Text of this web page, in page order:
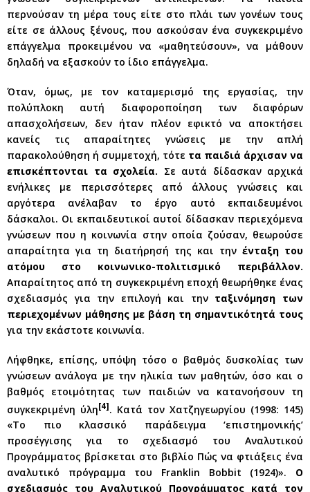
περνούσαν τη μέρα τους είτε στο πλάι των γονέων τους
είτε σε άλλους ξένους, που ασκούσαν ένα συγκεκριμένο
επάγγελμα προκειμένου να «μαθητεύσουν», να μάθουν
δηλαδή να εξασκούν το ίδιο επάγγελμα.
Όταν, όμως, με τον καταμερισμό της εργασίας, την
πολύπλοκη αυτή διαφοροποίηση των διαφόρων
απασχολήσεων, δεν ήταν πλέον εφικτό να αποκτήσει
κανείς τις απαραίτητες γνώσεις με την απλή
παρακολούθηση ή συμμετοχή, τότε τα παιδιά άρχισαν να
επισκέπτονται τα σχολεία. Σε αυτά δίδασκαν αρχικά
ενήλικες με περισσότερες από άλλους γνώσεις και
αργότερα ανέλαβαν το έργο αυτό εκπαιδευμένοι
δάσκαλοι. Οι εκπαιδευτικοί αυτοί δίδασκαν περιεχόμενα
γνώσεων που η κοινωνία στην οποία ζούσαν, θεωρούσε
απαραίτητα για τη διατήρησή της και την ένταξη του
ατόμου στο κοινωνικο-πολιτισμικό περιβάλλον.
Απαραίτητος από τη συγκεκριμένη εποχή θεωρήθηκε ένας
σχεδιασμός για την επιλογή και την ταξινόμηση των
περιεχομένων μάθησης με βάση τη σημαντικότητά τους
για την εκάστοτε κοινωνία.
Λήφθηκε, επίσης, υπόψη τόσο ο βαθμός δυσκολίας των
γνώσεων ανάλογα με την ηλικία των μαθητών, όσο και ο
βαθμός ετοιμότητας των παιδιών να κατανοήσουν τη
συγκεκριμένη ύλη[4]. Κατά τον Χατζηγεωργίου (1998: 145)
«Το πιο κλασσικό παράδειγμα ‘επιστημονικής’
προσέγγισης για το σχεδιασμό του Αναλυτικού
Προγράμματος βρίσκεται στο βιβλίο Πώς να φτιάξεις ένα
αναλυτικό πρόγραμμα του Franklin Bobbit (1924)». Ο
σχεδιασμός του Αναλυτικού Προγράμματος κατά τον